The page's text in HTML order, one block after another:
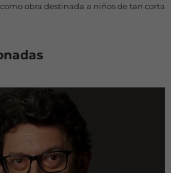
obra destinada a niños de tan corta